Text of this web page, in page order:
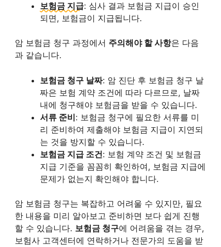
보험금 지급: 심사 결과 보험금 지급이 승인
되면, 보험금이 지급됩니다.
암 보험금 청구 과정에서 주의해야 할 사항은 다음
과 같습니다.
보험금 청구 날짜: 암 진단 후 보험금 청구 날
짜은 보험 계약 조건에 따라 다르므로, 날짜
내에 청구해야 보험금을 받을 수 있습니다.
서류 준비: 보험금 청구에 필요한 서류를 미
리 준비하여 제출해야 보험금 지급이 지연되
는 것을 방지할 수 있습니다.
보험금 지급 조건: 보험 계약 조건 및 보험금
지급 기준을 꼼꼼히 확인하여, 보험금 지급에
문제가 없는지 확인해야 합니다.
암 보험금 청구는 복잡하고 어려울 수 있지만, 필요
한 내용을 미리 알아보고 준비하면 보다 쉽게 진행
할 수 있습니다. 보험금 청구에 어려움을 겪는 경우,
보험사 고객센터에 연락하거나 전문가의 도움을 받